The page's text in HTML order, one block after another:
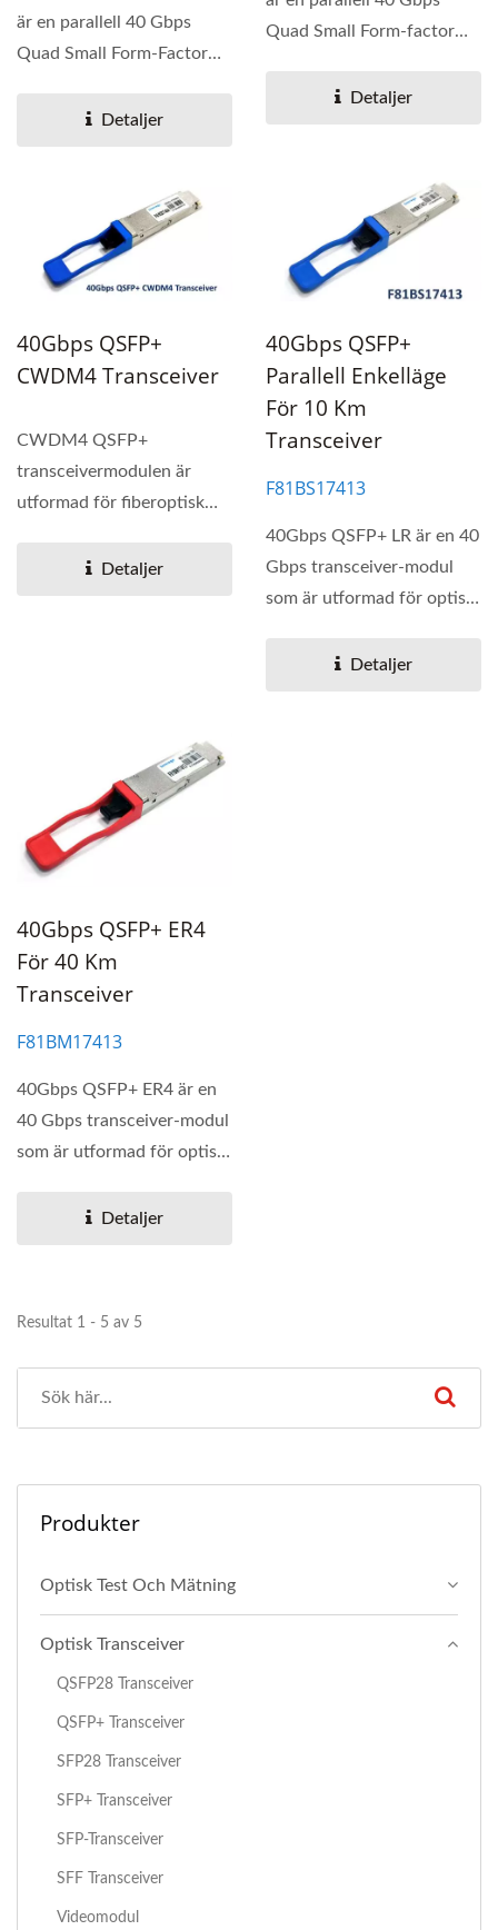
är en parallell 40 Gbps
Quad Small Form-Factor
Detaljer
Quad Small Form-factor
Detaljer
40Gbps QSFP+
CWDM4 Transceiver
CWDM4 QSFP+
transceivermodulen är
utformad för fiberoptisk
Transceivern...Detaljer
40Gbps QSFP+
Parallell Enkelläge
För 10 Km
Transceiver
F81BS17413
40Gbps QSFP+ LR är en 40
Gbps transceiver-modul
som är utformad för optisk
Detaljer
40Gbps QSFP+ ER4
För 40 Km
Transceiver
F81BM17413
40Gbps QSFP+ ER4 är en
40 Gbps transceiver-modul
som är utformad för optisk
Detaljer
Resultat 1 - 5 av 5
Produkter
Optisk Test Och Mätning
Optisk Transceiver
QSFP28 Transceiver
QSFP+ Transceiver
SFP28 Transceiver
SFP+ Transceiver
SFP-Transceiver
SFF Transceiver
Videomodul